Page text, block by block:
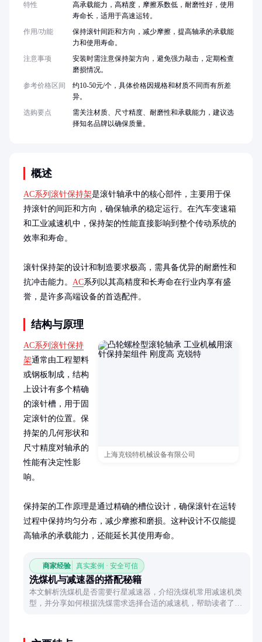
概述
AC系列滚针保持架是滚针轴承中的核心部件，主要用于保
持滚针的间距和方向，确保轴承的稳定运行。在汽车变速箱
和工业减速机中，保持架的性能直接影响到整个传动系统的
效率和寿命。
滚针保持架的设计和制造要求极高，需具备优异的耐磨性和
抗冲击能力。 AC系列以其高精度和长寿命在行业内享有盛
誉，是许多高端设备的首选配件。
结构与原理
上海克锐特机械设备有限公司
AC系列滚针保持
架通常由工程塑料
或钢板制成，结构
上设计有多个精确
的滚针槽，用于固
定滚针的位置。保
持架的几何形状和
尺寸精度对轴承的
性能有决定性影
响。
保持架的工作原理是通过精确的槽位设计，确保滚针在运转
过程中保持均匀分布，减少摩擦和磨损。这种设计不仅能提
高轴承的承载能力，还能延长其使用寿命。
商家经验 真实案例 · 安全可信
洗煤机与减速器的搭配秘籍
本文解析洗煤机是否需要行星减速器，介绍洗煤机常用减速机类
型，并分享如何根据洗煤需求选择合适的减速机，帮助读者了解
特性
高承载能力，高精度，摩擦系数低，耐磨性好，使用
寿命长，适用于高速运转。
作用/功能
保持滚针间距和方向，减少摩擦，提高轴承的承载能
力和使用寿命。
注意事项
安装时需注意保持架方向，避免强力敲击，定期检查
磨损情况。
参考价格区间
约10-50元/个，具体价格因规格和材质不同而有所差
异。
选购要点
需关注材质、尺寸精度、耐磨性和承载能力，建议选
择知名品牌以确保质量。